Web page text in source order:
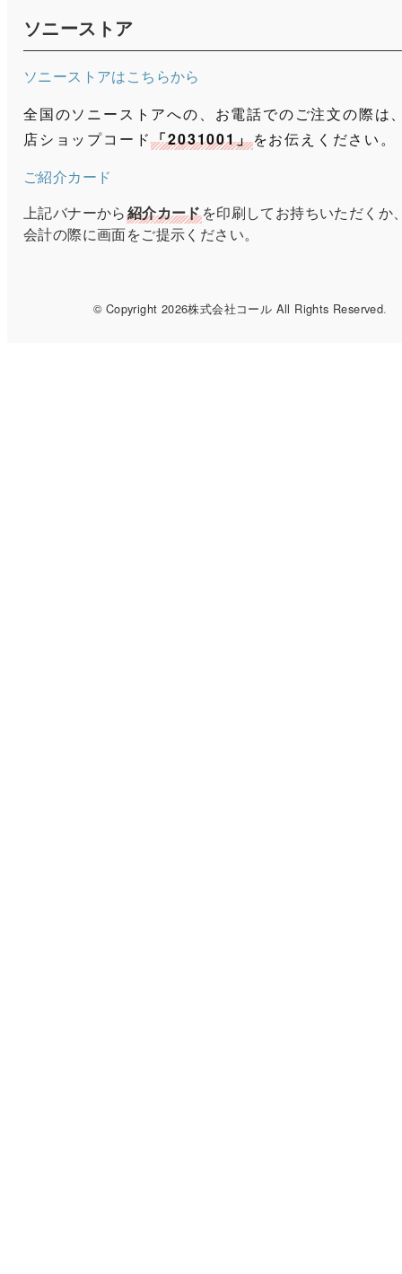
ソニーストア
ソニーストアはこちらから
全国のソニーストアへの、お電話でのご注文の際は
店ショップコード「2031001」をお伝えください。
ご紹介カード
上記バナーから紹介カードを印刷してお持ちいただくか
会計の際に画面をご提示ください。
© Copyright 2026株式会社コール All Rights Reserved.